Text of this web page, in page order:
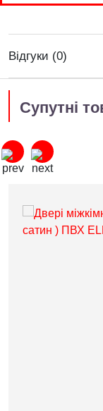
Відгуки (0)
Супутні